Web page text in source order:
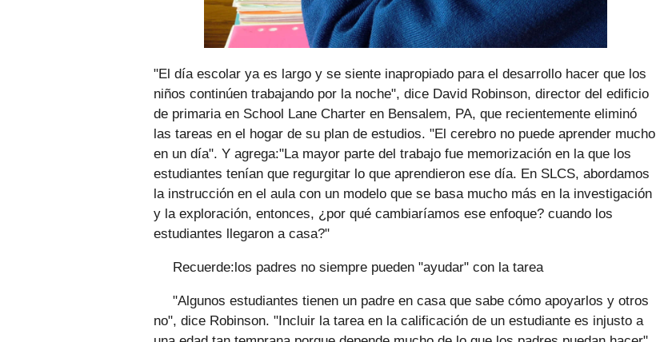
"El día escolar ya es largo y se siente inapropiado para el desarrollo hacer que los
niños continúen trabajando por la noche", dice David Robinson, director del edificio
de primaria en School Lane Charter en Bensalem, PA, que recientemente eliminó
las tareas en el hogar de su plan de estudios. "El cerebro no puede aprender mucho
en un día". Y agrega:"La mayor parte del trabajo fue memorización en la que los
estudiantes tenían que regurgitar lo que aprendieron ese día. En SLCS, abordamos
la instrucción en el aula con un modelo que se basa mucho más en la investigación
y la exploración, entonces, ¿por qué cambiaríamos ese enfoque? cuando los
estudiantes llegaron a casa?"
Recuerde:los padres no siempre pueden "ayudar" con la tarea
"Algunos estudiantes tienen un padre en casa que sabe cómo apoyarlos y otros
no", dice Robinson. "Incluir la tarea en la calificación de un estudiante es injusto a